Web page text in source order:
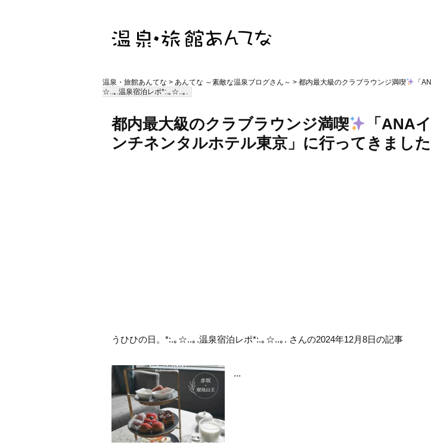
温泉・旅館あんてな > あんてな ～素敵な温泉ブログさん～ > 都内最大級のクラブラウンジ満喫 「
☆..｡.温泉宿泊レポ*:.｡☆..｡.
都内最大級のクラブラウンジ満喫
「ANA
ンチネンタルホテル東京」に行ってきまし
うひひの日。*:.｡☆..｡.温泉宿泊レポ*:.｡☆..｡. さんの2024年12月8日の記事
...